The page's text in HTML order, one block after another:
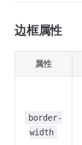
边框属性
属性
border-
width